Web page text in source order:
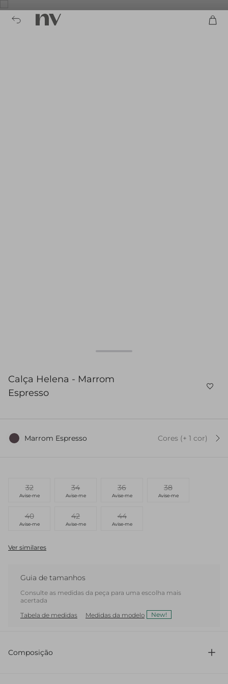
Calça Helena - Marrom
Espresso
Marrom Espresso Cores (+ 1 cor)
32
Avise-me
34
Avise-me
36
Avise-me
38
Avise-me
40
Avise-me
42
Avise-me
44
Avise-me
Ver similares
Guia de tamanhos
Consulte as medidas da peça para uma escolha mais
acertada
Tabela de medidas
Medidas da modelo New!
Composição